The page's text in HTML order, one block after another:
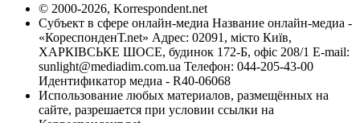
© 2000-2026, Korrespondent.net
Субъект в сфере онлайн-медиа Название онлайн-медиа -
«КореспонденТ.net» Адрес: 02091, місто Київ,
ХАРКІВСЬКЕ ШОСЕ, будинок 172-Б, офіс 208/1 E-mail:
sunlight@mediadim.com.ua Телефон: 044-205-43-00
Идентификатор медиа - R40-06068
Использование любых материалов, размещённых на
сайте, разрешается при условии ссылки на